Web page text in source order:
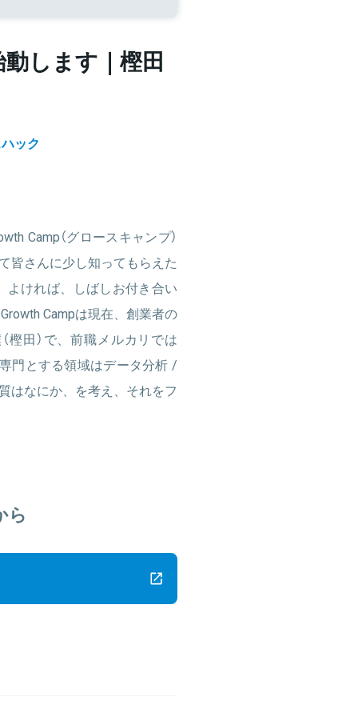
します｜樫田
ック
Camp（グロースキャンプ）
皆さんに少し知ってもらえた
よければ、しばしお付き合い
Campは現在、創業者の
田）で、前職メルカリでは
門とする領域はデータ分析 /
はなにか、を考え、それをフ
ら